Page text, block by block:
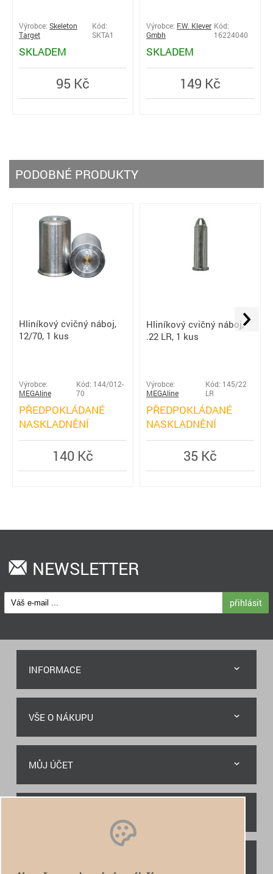
Výrobce: Skeleton
Target
Kód:
SKTA1
SKLADEM
95 Kč
Výrobce: F.W. Klever
Gmbh
Kód:
16224040
SKLADEM
149 Kč
PODOBNÉ PRODUKTY
Hliníkový cvičný náboj,
12/70, 1 kus
Výrobce:
MEGAline
Kód: 144/012-
70
PŘEDPOKLÁDANÉ
NASKLADNĚNÍ
140 Kč
Hliníkový cvičný náboj,
.22 LR, 1 kus
Výrobce:
MEGAline
Kód: 145/22
LR
PŘEDPOKLÁDANÉ
NASKLADNĚNÍ
35 Kč
NEWSLETTER
přihlásit
INFORMACE
VŠE O NÁKUPU
MŮJ ÚČET